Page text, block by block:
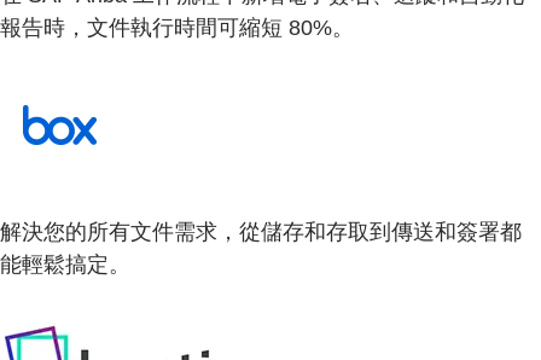
報告時，文件執行時間可縮短 80%。
解決您的所有文件需求，從儲存和存取到傳送和簽署都
能輕鬆搞定。